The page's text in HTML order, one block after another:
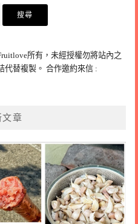
所有，未經授權勿將站內之
代替複製。 合作邀約來信 :
文章